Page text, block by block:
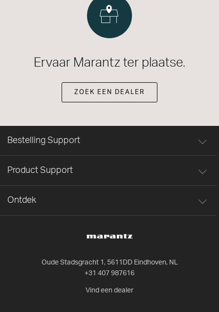
Ervaar Marantz ter plaatse.
ZOEK EEN DEALER
Oude Stadsgracht 1, 5611DD Eindhoven, NL
+31 407 987616
Vind een dealer
Bestelling Support
Product Support
Ontdek